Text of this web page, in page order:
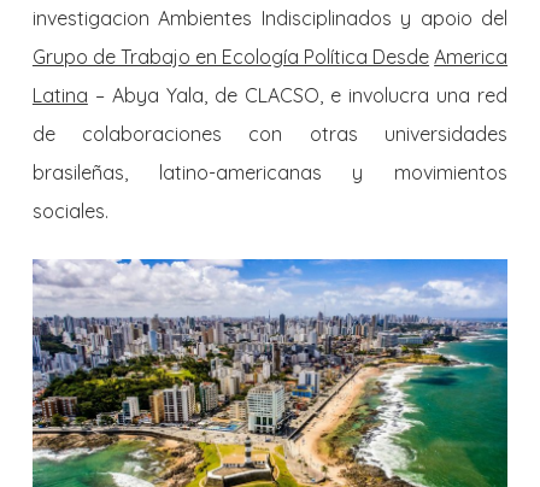
investigacion Ambientes Indisciplinados y apoio del
Grupo de Trabajo en Ecología Política Desde America
Latina – Abya Yala, de CLACSO, e involucra una red
de colaboraciones con otras universidades
brasileñas, latino-americanas y movimientos
sociales.